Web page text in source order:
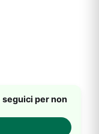
seguici per non